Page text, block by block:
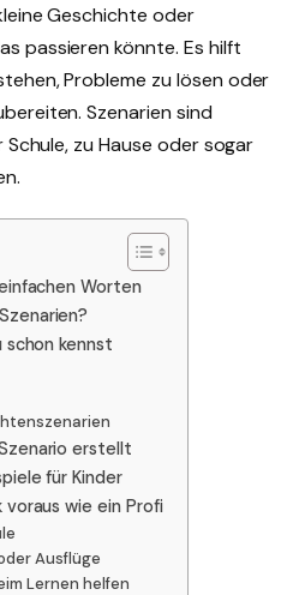
Geschichte oder
passieren könnte. Es hilft
Probleme zu lösen oder
Szenarien sind
zu Hause oder sogar
Worten
schon kennst
erstellt
für Kinder
voraus wie ein Profi
Ausflüge
Lernen helfen